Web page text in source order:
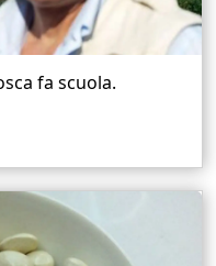
fa scuola.